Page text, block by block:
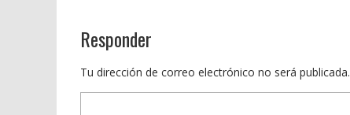
Responder
Tu dirección de correo electrónico no será publicada.